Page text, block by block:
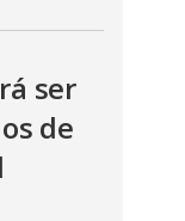
ser
de